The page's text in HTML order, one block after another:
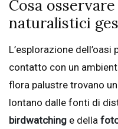
Cosa
naturalistici
L’esplorazione
contatto con un
flora palustre trovano
lontano dalle fonti di
birdwatching e della